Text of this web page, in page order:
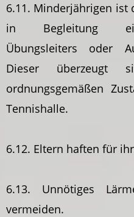
6.11. Minderjährigen ist
in Begleitung
Übungsleiters oder
Dieser überzeugt
ordnungsgemäßen
Tennishalle.
6.12. Eltern haften für
6.13. Unnötiges
vermeiden.